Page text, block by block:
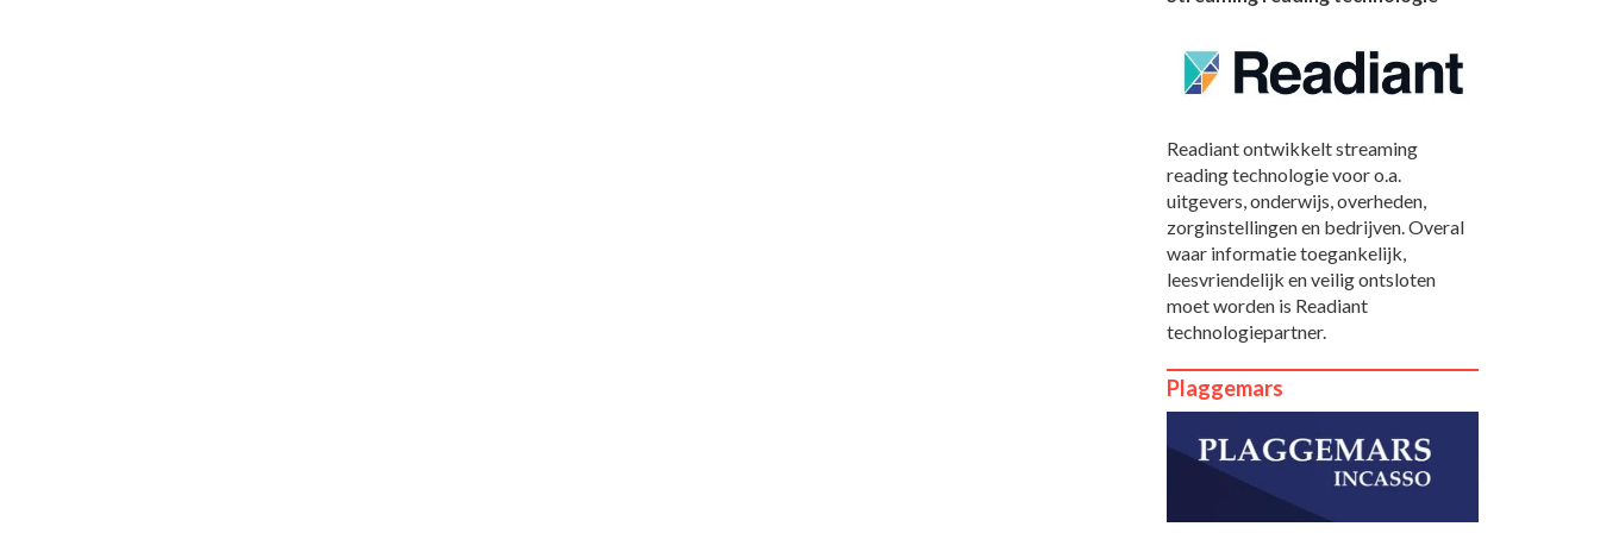
Readiant ontwikkelt streaming
reading technologie voor o.a.
uitgevers, onderwijs, overheden,
zorginstellingen en bedrijven. Overal
waar informatie toegankelijk,
leesvriendelijk en veilig ontsloten
moet worden is Readiant
technologiepartner.
Plaggemars